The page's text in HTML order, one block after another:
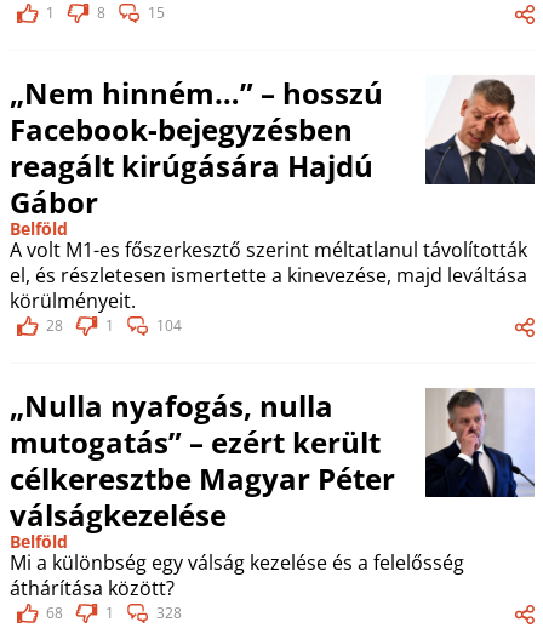
1 8 15
„Nem hinném…” – hosszú
Facebook-bejegyzésben
reagált kirúgására Hajdú
Gábor
Belföld
A volt M1-es főszerkesztő szerint méltatlanul távolították
el, és részletesen ismertette a kinevezése, majd leváltása
körülményeit.
28 1 104
„Nulla nyafogás, nulla
mutogatás” – ezért került
célkeresztbe Magyar Péter
válságkezelése
Belföld
Mi a különbség egy válság kezelése és a felelősség
áthárítása között?
68 1 328